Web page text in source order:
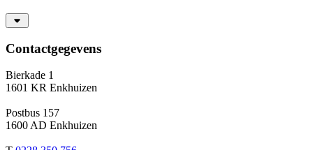
Contactgegevens
Bierkade 1
1601 KR Enkhuizen
Postbus 157
1600 AD Enkhuizen